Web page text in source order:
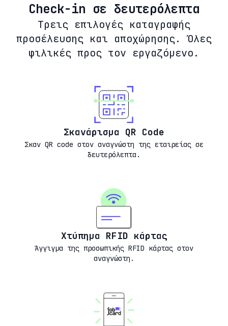
Check-in σε δευτερόλεπτα
Τρεις επιλογές καταγραφής
προσέλευσης και αποχώρησης. Όλες
φιλικές προς τον εργαζόμενο.
Σκανάρισμα QR Code
Σκαν QR code στον αναγνώστη της εταιρείας σε
δευτερόλεπτα.
Χτύπημα RFID κάρτας
Άγγιγμα της προσωπικής RFID κάρτας στον
αναγνώστη.